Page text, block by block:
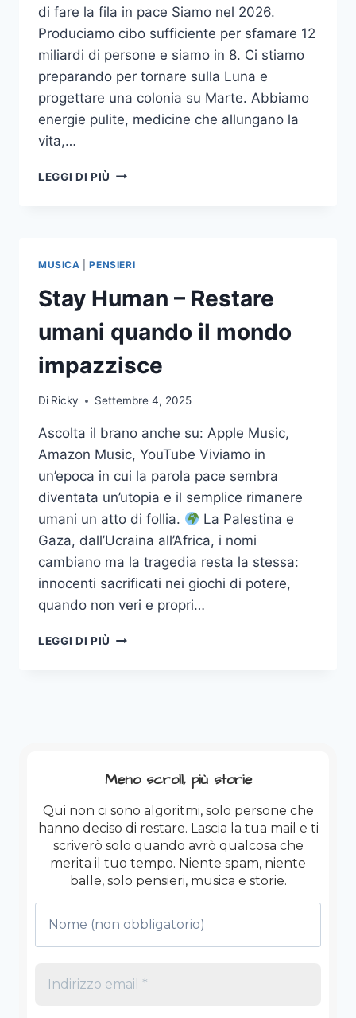
di fare la fila in pace Siamo nel 2026.
Produciamo cibo sufficiente per sfamare 12
miliardi di persone e siamo in 8. Ci stiamo
preparando per tornare sulla Luna e
progettare una colonia su Marte. Abbiamo
energie pulite, medicine che allungano la
vita,…
LEGGI DI PIÙ SIAMO
BASTA
MUSICA |PENSIERI
Stay Human – Restare
umani quando il mondo
impazzisce
Di Ricky Settembre 4, 2025
Ascolta il brano anche su: Apple Music,
Amazon Music, YouTube Viviamo in
un’epoca in cui la parola pace sembra
diventata un’utopia e il semplice rimanere
umani un atto di follia.
La Palestina e
Gaza, dall’Ucraina all’Africa, i nomi
cambiano ma la tragedia resta la stessa:
innocenti sacrificati nei giochi di potere,
quando non veri e propri…
LEGGI DI PIÙ STAY
IMPAZZISCE
Meno scroll, più storie
Qui non ci sono algoritmi, solo persone che
hanno deciso di restare. Lascia la tua mail e ti
scriverò solo quando avrò qualcosa che
merita il tuo tempo. Niente spam, niente
balle, solo pensieri, musica e storie.